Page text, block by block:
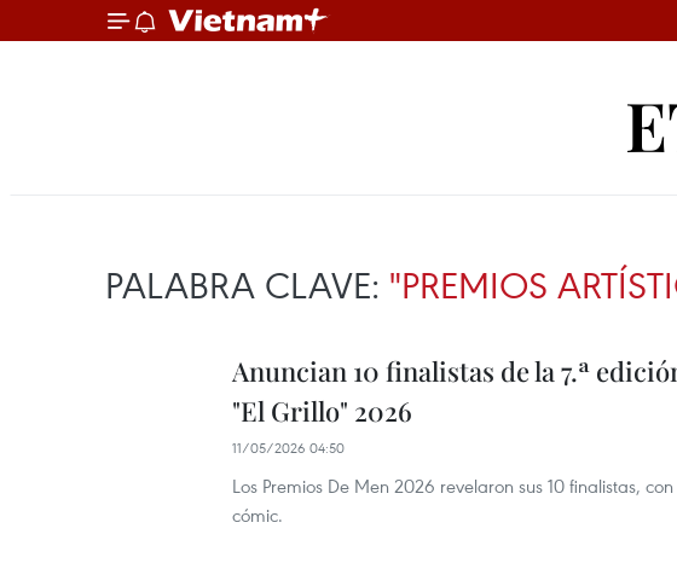
PALABRA CLAVE: "PREMIOS
Anuncian 10 finalistas de la 7.ª
"El Grillo" 2026
11/05/2026 04:50
Los Premios De Men 2026 revelaron sus 10 finalistas,
cómic.